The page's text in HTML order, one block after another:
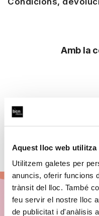
Aquest lloc web utilitza
Utilitzem galetes per
anuncis, oferir funcions
trànsit del lloc. També
feu servir el nostre lloc
de publicitat i d'anàlisis
Amb la